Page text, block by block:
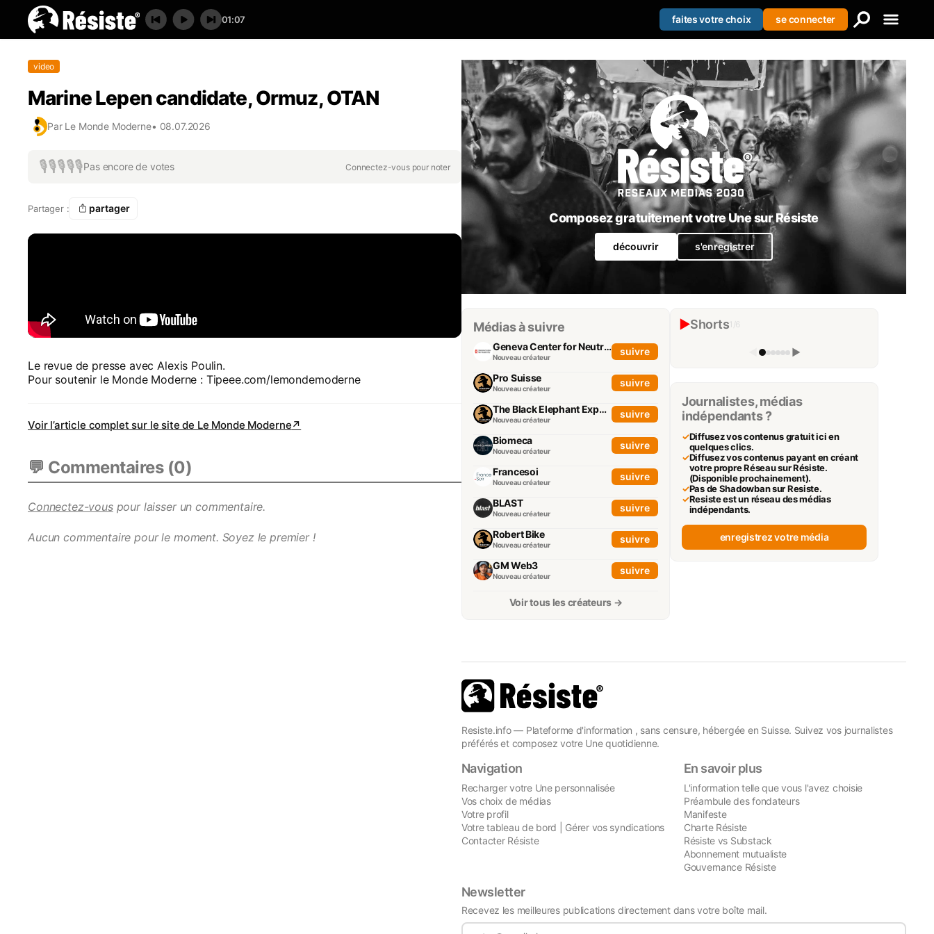
01:07 faites votre choix se connecter
Se connecter
S'enregistrer
video
Marine Lepen candidate, Ormuz, OTAN
Par Le Monde Moderne• 08.07.2026
🎙️🎙️🎙️🎙️🎙️Pas encore de votes Connectez-vous pour noter
Partager : partager
Le revue de presse avec Alexis Poulin.
Pour soutenir le Monde Moderne : Tipeee.com/lemondemoderne
Voir l’article complet sur le site de Le Monde Moderne↗
💬 Commentaires (0)
Connectez-vouspour laisser un commentaire.
Aucun commentaire pour le moment. Soyez le premier !
Composez gratuitement votre Une sur Résiste
découvrir s'enregistrer
Médias à suivre
Geneva Center for Neutrality
Nouveau créateur
suivre
Pro Suisse
Nouveau créateur
suivre
The Black Elephant Experience
Nouveau créateur
suivre
Biomeca
Nouveau créateur
suivre
Francesoi
Nouveau créateur
suivre
BLAST
Nouveau créateur
suivre
Robert Bike
Nouveau créateur
suivre
GM Web3
Nouveau créateur
suivre
Voir tous les créateurs →
▶Shorts 1 /6
The Black Elephant Experience
▶
Journalistes, médias
indépendants ?
✓Diffusez vos contenus gratuit ici en
quelques clics.
✓Diffusez vos contenus payant en créant
votre propre Réseau sur Résiste.
(Disponible prochainement).
✓Pas de Shadowban sur Resiste.
✓Resiste est un réseau des médias
indépendants.
enregistrez votre média
Resiste.info — Plateforme d'information , sans censure, hébergée en Suisse. Suivez vos journalistes
préférés et composez votre Une quotidienne.
Navigation
Recharger votre Une personnalisée
Vos choix de médias
Votre profil
Votre tableau de bord | Gérer vos syndications
Contacter Résiste
En savoir plus
L'information telle que vous l'avez choisie
Préambule des fondateurs
Manifeste
Charte Résiste
Résiste vs Substack
Abonnement mutualiste
Gouvernance Résiste
Newsletter
Recevez les meilleures publications directement dans votre boîte mail.